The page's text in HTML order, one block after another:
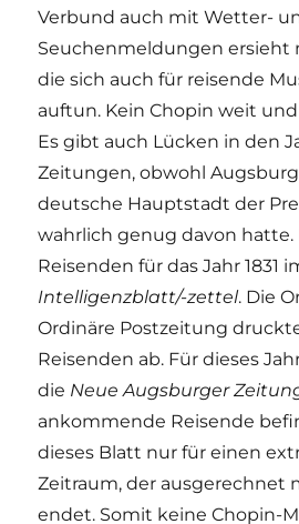
Verbund auch mit Wetter-
Seuchenmeldungen ersieht
die sich auch für reisende
auftun. Kein Chopin weit
Es gibt auch Lücken in den
Zeitungen, obwohl Augsburg
deutsche Hauptstadt der
wahrlich genug davon hatte.
Reisenden für das Jahr 1831
Intelligenzblatt/-zettel. Die
Ordinäre Postzeitung
Reisenden ab. Für dieses
die Neue Augsburger
ankommende Reisende
dieses Blatt nur für einen
Zeitraum, der ausgerechnet
endet. Somit keine Chopin-